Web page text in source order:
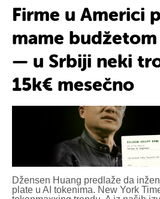
Firme u Americi
mame
— u Srbiji neki
15k€ mesečno
Džensen Huang predlaže da
plate u AI tokenima. New York